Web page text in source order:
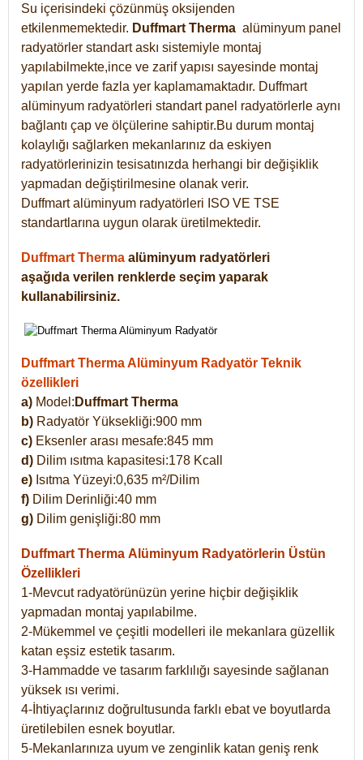
Su içerisindeki çözünmüş oksijenden
etkilenmemektedir. Duffmart Therma alüminyum panel
radyatörler standart askı sistemiyle montaj
yapılabilmekte,ince ve zarif yapısı sayesinde montaj
yapılan yerde fazla yer kaplamamaktadır. Duffmart
alüminyum radyatörleri standart panel radyatörlerle aynı
bağlantı çap ve ölçülerine sahiptir.Bu durum montaj
kolaylığı sağlarken mekanlarınız da eskiyen
radyatörlerinizin tesisatınızda herhangi bir değişiklik
yapmadan değiştirilmesine olanak verir.
Duffmart alüminyum radyatörleri ISO VE TSE
standartlarına uygun olarak üretilmektedir.
Duffmart Therma alüminyum radyatörleri
aşağıda verilen renklerde seçim yaparak
kullanabilirsiniz.
Duffmart Therma Alüminyum Radyatör Teknik
özellikleri
a) Model: Duffmart Therma
b) Radyatör Yüksekliği:900 mm
c) Eksenler arası mesafe:845 mm
d) Dilim ısıtma kapasitesi:178 Kcall
e) Isıtma Yüzeyi:0,635 m²/Dilim
f) Dilim Derinliği:40 mm
g) Dilim genişliği:80 mm
Duffmart Therma Alüminyum Radyatörlerin Üstün
Özellikleri
1-Mevcut radyatörünüzün yerine hiçbir değişiklik
yapmadan montaj yapılabilme.
2-Mükemmel ve çeşitli modelleri ile mekanlara güzellik
katan eşsiz estetik tasarım.
3-Hammadde ve tasarım farklılığı sayesinde sağlanan
yüksek ısı verimi.
4-İhtiyaçlarınız doğrultusunda farklı ebat ve boyutlarda
üretilebilen esnek boyutlar.
5-Mekanlarınıza uyum ve zenginlik katan geniş renk